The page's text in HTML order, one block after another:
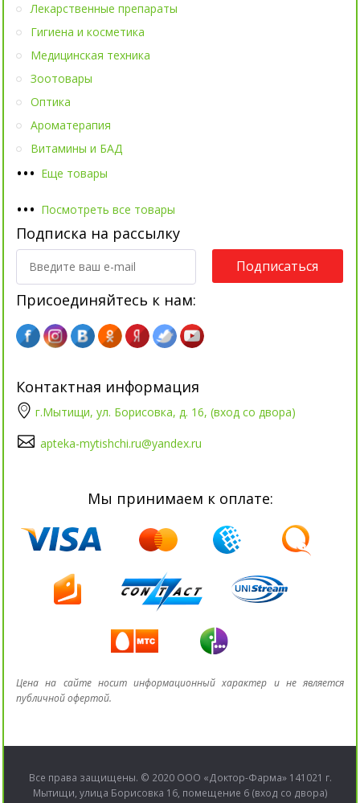
••• Еще товары
Лекарственные препараты
Гигиена и косметика
Медицинская техника
Зоотовары
Оптика
Ароматерапия
Витамины и БАД
••• Посмотреть все товары
Подписка на рассылку
Подписаться
Присоединяйтесь к нам:
Контактная информация
г.Мытищи, ул. Борисовка, д. 16, (вход со двора)
apteka-mytishchi.ru@yandex.ru
Мы принимаем к оплате:
Цена на сайте носит информационный характер и не является
публичной офертой.
Все права защищены. © 2020 ООО «Доктор-Фарма» 141021 г.
Мытищи, улица Борисовка 16, помещение 6 (вход со двора)